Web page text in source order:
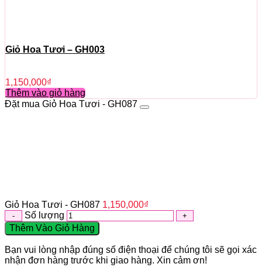
Giỏ Hoa Tươi – GH003
1,150,000₫
Thêm vào giỏ hàng
Đặt mua Giỏ Hoa Tươi - GH087
Giỏ Hoa Tươi - GH087 1,150,000₫
Số lượng
Thêm Vào Giỏ Hàng
Bạn vui lòng nhập đúng số điện thoại để chúng tôi sẽ gọi xác
nhận đơn hàng trước khi giao hàng. Xin cảm ơn!